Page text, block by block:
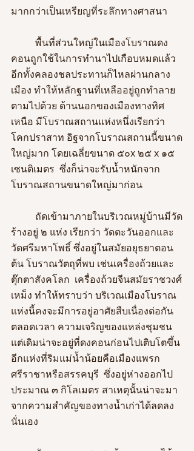
มากกว่าเป็นเหรียญที่ระลึกทางศาสนา
คอนถูกใช้ในการทำนาไปเกือบหมดแล้ว
อีกทั้งคลองชลประทานก็ไหลผ่านกลาง
เมือง ทำให้หลักฐานที่เหลืออยู่ถูกทำลาย
ตามไปด้วย ด้านนอกของเมืองทางทิศ
เหนือ มีโบราณสถานแห่งหนึ่งเรียกว่า
โคกปราสาท อิฐจากโบราณสถานนี้ขนาด
ใหญ่มาก โดยเฉลี่ยขนาด ๕๐x ๒๕ x ๑๕
เซนติเมตร  ซึ่งก็น่าจะรับน้ำหนักจาก
โบราณสถานขนาดใหญ่มาก่อน
ร้างอยู่ ๒ แห่ง เรียกว่า วัดตะวันออกและ
วัดศรีมหาโพธิ์ ซึ่งอยู่ในสมัยอยุธยาตอน
ต้น โบราณวัตถุที่พบ เช่นเครื่องถ้วยและ
ตุ๊กตาสังคโลก  เครื่องถ้วยจีนสมัยราชวงศ์
เหม็ง ทำให้ทราบว่า บริเวณเมืองโบราณ
แห่งนี้คงจะมีการอยู่อาศัยสืบเนื่องต่อกัน
ตลอดเวลา ความเจริญของแหล่งชุมชน
แต่เดิมน่าจะอยู่ที่ดงคอนก่อนไปเติบโตขึ้น
อีกแห่งที่ริมแม่น้ำน้อยคือเมืองแพรก
ศรีราชาหรือสรรคบุรี  ซึ่งอยู่ห่างออกไป
ประมาณ ๓ กิโลเมตร สาเหตุนั้นน่าจะมา
จากความสำคัญของทางน้ำเก่าได้ลดลง
นั่นเอง